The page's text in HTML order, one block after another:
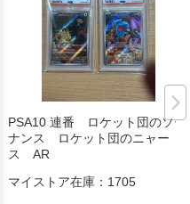
PSA10 連番 ロケット団のソー
ナンス ロケット団のニャー
ス AR
マイストア在庫： 1705